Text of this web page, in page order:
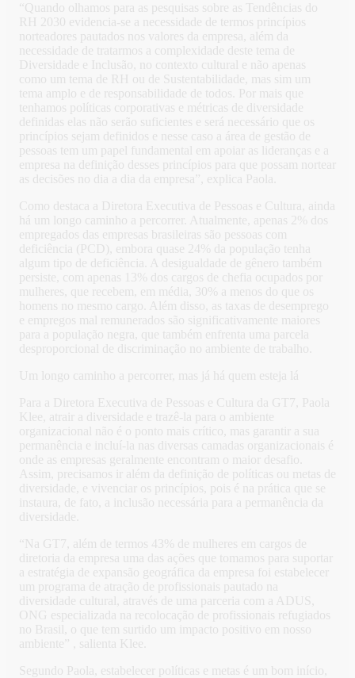
“Quando olhamos para as pesquisas sobre as Tendências do
RH 2030 evidencia-se a necessidade de termos princípios
norteadores pautados nos valores da empresa, além da
necessidade de tratarmos a complexidade deste tema de
Diversidade e Inclusão, no contexto cultural e não apenas
como um tema de RH ou de Sustentabilidade, mas sim um
tema amplo e de responsabilidade de todos. Por mais que
tenhamos políticas corporativas e métricas de diversidade
definidas elas não serão suficientes e será necessário que os
princípios sejam definidos e nesse caso a área de gestão de
pessoas tem um papel fundamental em apoiar as lideranças e a
empresa na definição desses princípios para que possam nortear
as decisões no dia a dia da empresa”, explica Paola.
Como destaca a Diretora Executiva de Pessoas e Cultura, ainda
há um longo caminho a percorrer. Atualmente, apenas 2% dos
empregados das empresas brasileiras são pessoas com
deficiência (PCD), embora quase 24% da população tenha
algum tipo de deficiência. A desigualdade de gênero também
persiste, com apenas 13% dos cargos de chefia ocupados por
mulheres, que recebem, em média, 30% a menos do que os
homens no mesmo cargo. Além disso, as taxas de desemprego
e empregos mal remunerados são significativamente maiores
para a população negra, que também enfrenta uma parcela
desproporcional de discriminação no ambiente de trabalho.
Um longo caminho a percorrer, mas já há quem esteja lá
Para a Diretora Executiva de Pessoas e Cultura da GT7, Paola
Klee, atrair a diversidade e trazê-la para o ambiente
organizacional não é o ponto mais crítico, mas garantir a sua
permanência e incluí-la nas diversas camadas organizacionais é
onde as empresas geralmente encontram o maior desafio.
Assim, precisamos ir além da definição de políticas ou metas de
diversidade, e vivenciar os princípios, pois é na prática que se
instaura, de fato, a inclusão necessária para a permanência da
diversidade.
“Na GT7, além de termos 43% de mulheres em cargos de
diretoria da empresa uma das ações que tomamos para suportar
a estratégia de expansão geográfica da empresa foi estabelecer
um programa de atração de profissionais pautado na
diversidade cultural, através de uma parceria com a ADUS,
ONG especializada na recolocação de profissionais refugiados
no Brasil, o que tem surtido um impacto positivo em nosso
ambiente” , salienta Klee.
Segundo Paola, estabelecer políticas e metas é um bom início,